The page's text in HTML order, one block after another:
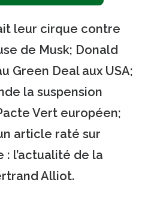
leur cirque contre
de Musk; Donald
Green Deal aux USA;
la suspension
Vert européen;
article raté sur
l’actualité de la
Alliot.